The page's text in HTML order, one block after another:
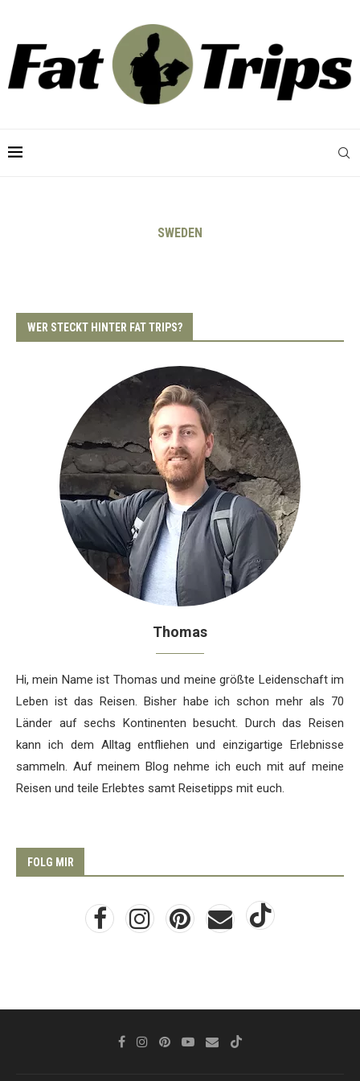
SWEDEN
WER STECKT HINTER FAT TRIPS?
Thomas
Hi, mein Name ist Thomas und meine größte Leidenschaft im
Leben ist das Reisen. Bisher habe ich schon mehr als 70
Länder auf sechs Kontinenten besucht. Durch das Reisen
kann ich dem Alltag entfliehen und einzigartige Erlebnisse
sammeln. Auf meinem Blog nehme ich euch mit auf meine
Reisen und teile Erlebtes samt Reisetipps mit euch.
FOLG MIR